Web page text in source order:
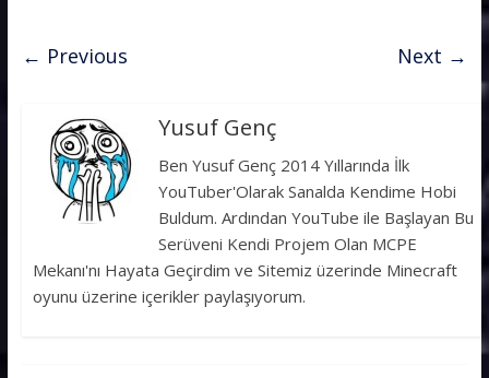
← Previous Next →
Yusuf Genç
Ben Yusuf Genç 2014 Yıllarında İlk
YouTuber'Olarak Sanalda Kendime Hobi
Buldum. Ardından YouTube ile Başlayan Bu
Serüveni Kendi Projem Olan MCPE
Mekanı'nı Hayata Geçirdim ve Sitemiz üzerinde Minecraft
oyunu üzerine içerikler paylaşıyorum.